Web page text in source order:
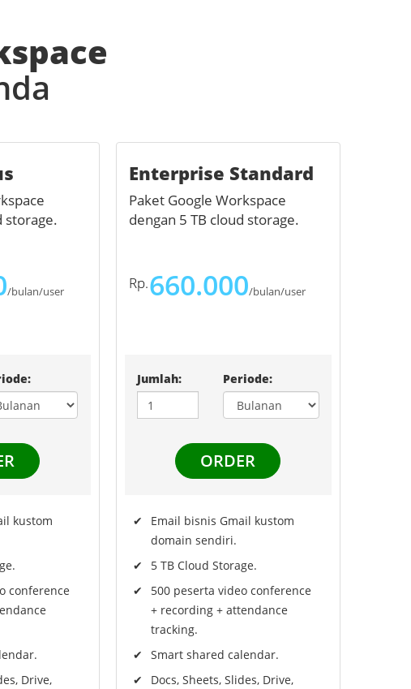
storage.
/bulan/user
kustom
conference
Drive,
Enterprise Standard
Paket Google Workspace
dengan 5 TB cloud storage.
660.000/bulan/user
Jumlah: Periode:
Email bisnis Gmail kustom
domain sendiri.
5 TB Cloud Storage.
500 peserta video conference
+ recording + attendance
tracking.
Smart shared calendar.
Docs, Sheets, Slides, Drive,